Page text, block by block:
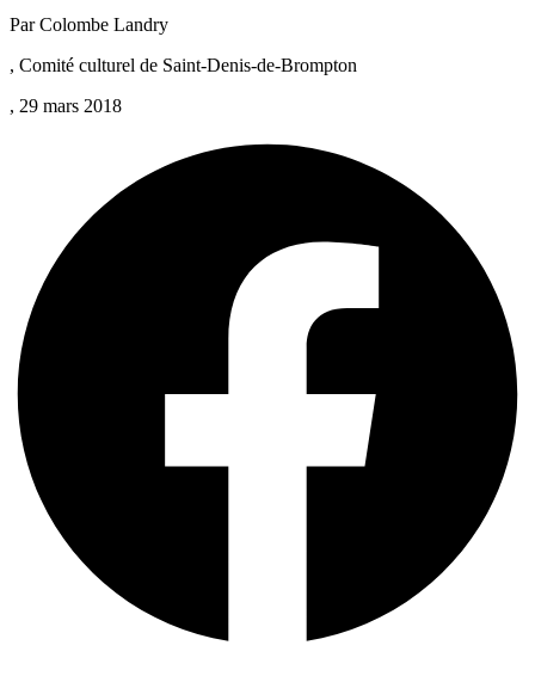
Par Colombe Landry
, Comité culturel de Saint-Denis-de-Brompton
, 29 mars 2018